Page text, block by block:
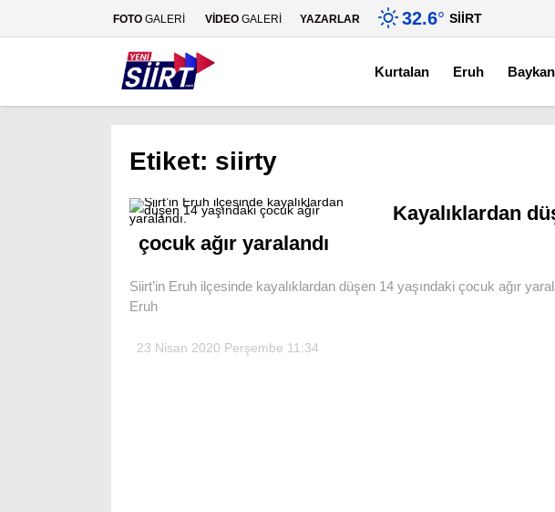
FOTO GALERİ VİDEO GALERİ YAZARLAR 32.6° SIIRT
Kurtalan Eruh Baykan
Etiket: siirty
Kayalıklardan
çocuk ağır yaralandı
Siirt’in Eruh ilçesinde kayalıklardan düşen 14 yaşındaki çocuk ağır
Eruh
23 Nisan 2020 Perşembe 11:34